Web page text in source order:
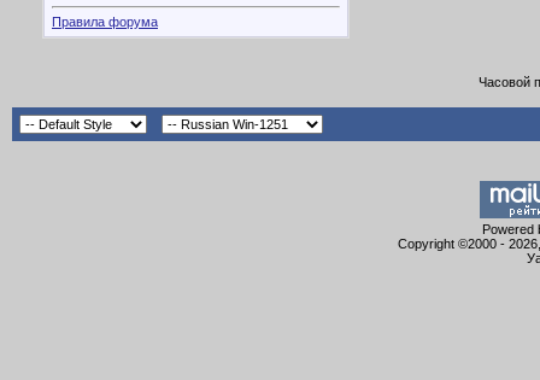
Правила форума
Часовой
Powered
Copyright ©2000 -